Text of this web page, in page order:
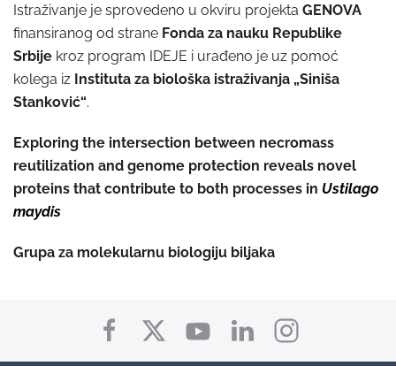
Istraživanje je sprovedeno u okviru projekta GENOVA
finansiranog od strane Fonda za nauku Republike
Srbije kroz program IDEJE i urađeno je uz pomoć
kolega iz Instituta za biološka istraživanja „Siniša
Stanković“.
Exploring the intersection between necromass
reutilization and genome protection reveals novel
proteins that contribute to both processes in Ustilago
maydis
Grupa za molekularnu biologiju biljaka